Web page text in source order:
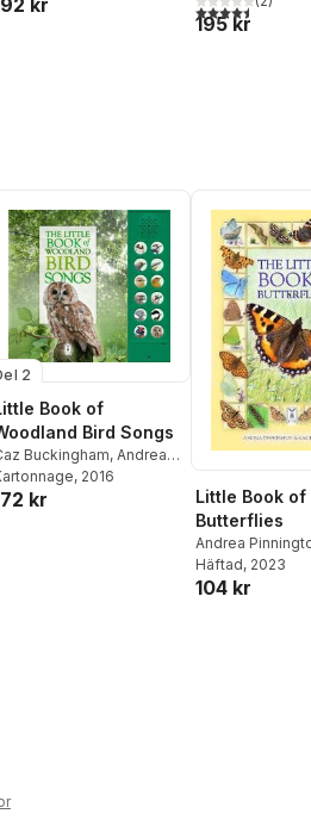
4,5utav 5
195 kr
2
Book of
Bird Songs
Buckingham, Andrea
, 2016
kr
Little Book of
Butterflies
Andrea
Buckingham
Häftad, 2023
104 kr